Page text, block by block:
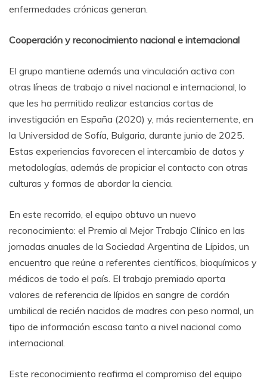
enfermedades crónicas generan.
Cooperación y reconocimiento nacional e internacional
El grupo mantiene además una vinculación activa con
otras líneas de trabajo a nivel nacional e internacional, lo
que les ha permitido realizar estancias cortas de
investigación en España (2020) y, más recientemente, en
la Universidad de Sofía, Bulgaria, durante junio de 2025.
Estas experiencias favorecen el intercambio de datos y
metodologías, además de propiciar el contacto con otras
culturas y formas de abordar la ciencia.
En este recorrido, el equipo obtuvo un nuevo
reconocimiento: el Premio al Mejor Trabajo Clínico en las
jornadas anuales de la Sociedad Argentina de Lípidos, un
encuentro que reúne a referentes científicos, bioquímicos y
médicos de todo el país. El trabajo premiado aporta
valores de referencia de lípidos en sangre de cordón
umbilical de recién nacidos de madres con peso normal, un
tipo de información escasa tanto a nivel nacional como
internacional.
Este reconocimiento reafirma el compromiso del equipo